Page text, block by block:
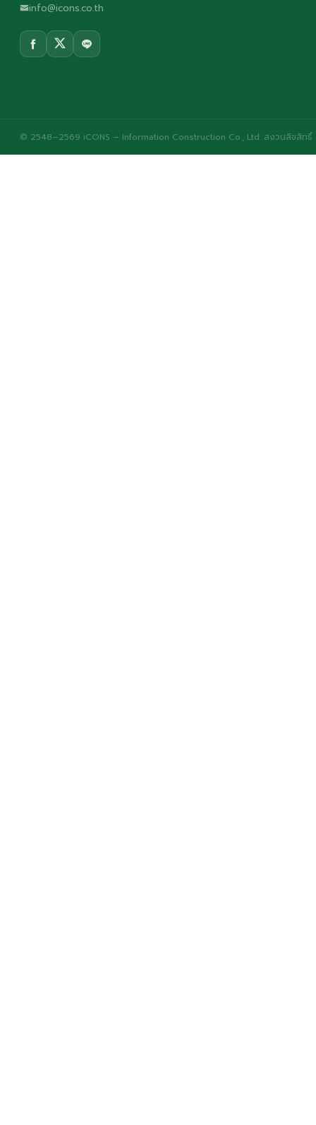
info@icons.co.th
© 2548–2569 iCONS – Information Construction Co., Ltd. สงวนลิขสิทธิ์